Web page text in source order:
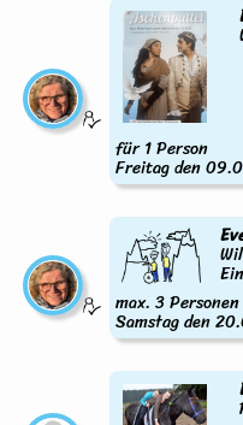
für 1 Person
Freitag den
max. 3 Personen
Samstag den